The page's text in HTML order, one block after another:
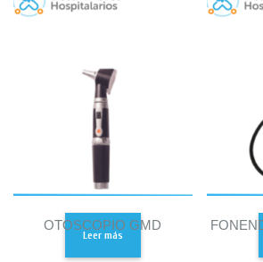
OTOSCOPIO GMD
Leer más